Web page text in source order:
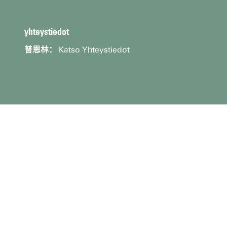
yhteystiedot
普恩林： Katso Yhteystiedot